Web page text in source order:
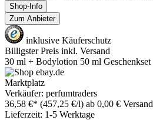
Shop-Info
Zum Anbieter
inklusive Käuferschutz
Billigster Preis inkl. Versand
30 ml + Bodylotion 50 ml Geschenkset
Marktplatz
Verkäufer: perfumtraders
36,58 €* (457,25 €/l) ab 0,00 € Versand
Lieferzeit: 1-5 Werktage